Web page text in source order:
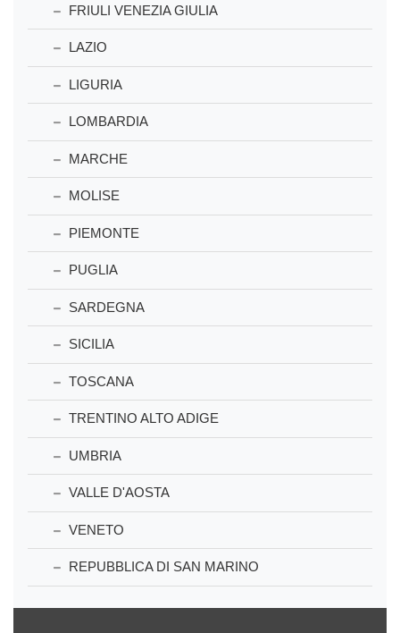
FRIULI VENEZIA GIULIA
LAZIO
LIGURIA
LOMBARDIA
MARCHE
MOLISE
PIEMONTE
PUGLIA
SARDEGNA
SICILIA
TOSCANA
TRENTINO ALTO ADIGE
UMBRIA
VALLE D'AOSTA
VENETO
REPUBBLICA DI SAN MARINO